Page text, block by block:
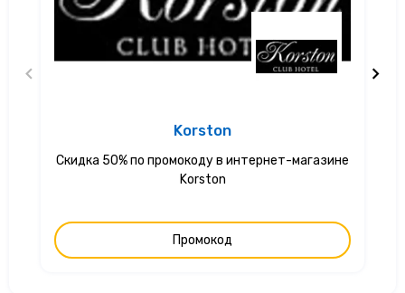
Korston
Скидка 50% по промокоду в интернет-магазине
Korston
Промокод